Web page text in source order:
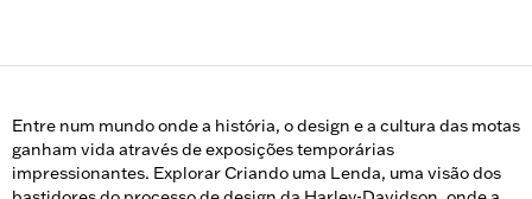
Entre num mundo onde a história, o design e a cultura das motas
ganham vida através de exposições temporárias
impressionantes. Explorar Criando uma Lenda, uma visão dos